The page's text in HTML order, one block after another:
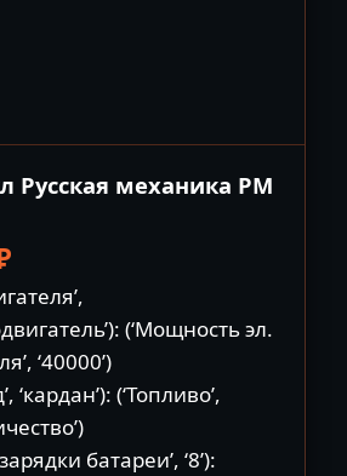
Русская механика РМ
(‘Мощность эл.
‘40000’)
‘кардан’): (‘Топливо’,
батареи’, ‘8’):